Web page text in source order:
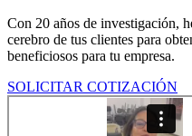
Con 20 años de investigación,
cerebro de tus clientes para
beneficiosos para tu empresa.
SOLICITAR COTIZACIÓN